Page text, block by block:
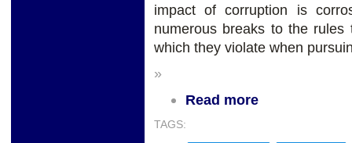
impact of corruption is
numerous breaks to the
which they violate when
»
Read more
TAGS: